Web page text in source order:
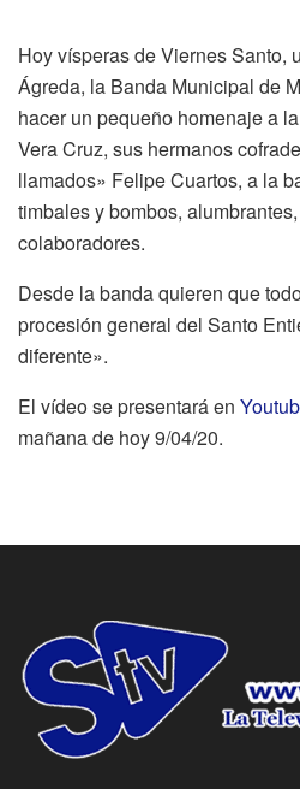
Hoy vísperas de Viernes Santo,
Ágreda, la Banda Municipal de
hacer un pequeño homenaje a
Vera Cruz, sus hermanos
llamados» Felipe Cuartos, a la
timbales y bombos,
colaboradores.
Desde la banda quieren que
procesión general del Santo
diferente».
El vídeo se presentará en
mañana de hoy 9/04/20.